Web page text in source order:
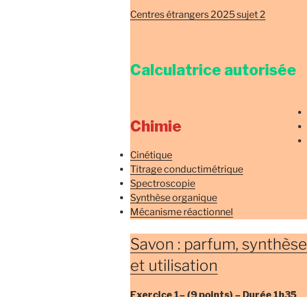
Centres étrangers 2025 sujet 2
Calculatrice autorisée
Chimie
Cinétique
Titrage conductimétrique
Spectroscopie
Synthèse organique
Mécanisme réactionnel
Savon : parfum, synthèse
et utilisation